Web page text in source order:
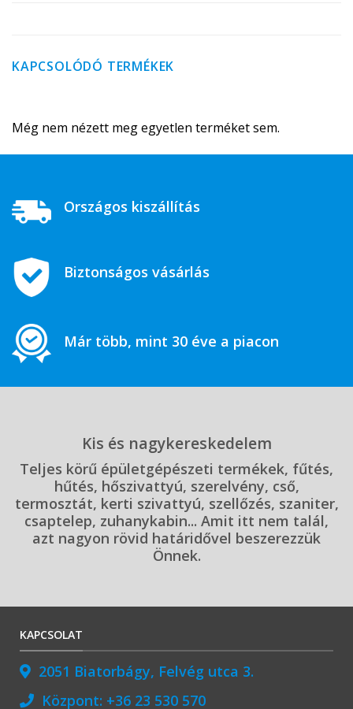
KAPCSOLÓDÓ TERMÉKEK
Még nem nézett meg egyetlen terméket sem.
Országos kiszállítás
Biztonságos vásárlás
Már több, mint 30 éve a piacon
Kis és nagykereskedelem
Teljes körű épületgépészeti termékek, fűtés,
hűtés, hőszivattyú, szerelvény, cső,
termosztát, kerti szivattyú, szellőzés, szaniter,
csaptelep, zuhanykabin... Amit itt nem talál,
azt nagyon rövid határidővel beszerezzük
Önnek.
KAPCSOLAT
2051 Biatorbágy, Felvég utca 3.
Központ: +36 23 530 570